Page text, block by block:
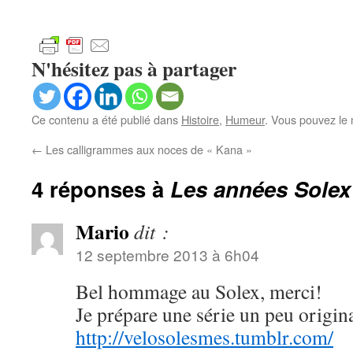
N'hésitez pas à partager
Ce contenu a été publié dans Histoire, Humeur. Vous pouvez
← Les calligrammes aux noces de « Kana »
4 réponses à Les années Solex
Mario dit :
12 septembre 2013 à 6h04
Bel hommage au Solex, merci!
Je prépare une série un peu
http://velosolesmes.tumblr.com/